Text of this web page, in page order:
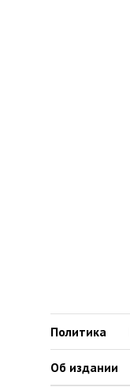
Политика
Об издании